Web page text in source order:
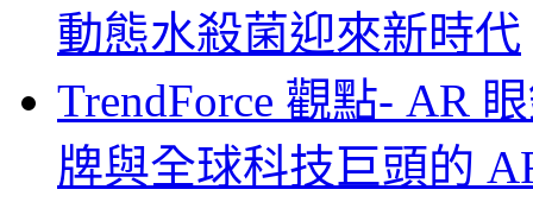
動態水殺菌迎來新時代
TrendForce 觀點- AR
牌與全球科技巨頭的